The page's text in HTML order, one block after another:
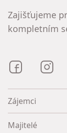
Zajišťujeme
kompletním
Bezrealitky
Zájemci
Majitelé